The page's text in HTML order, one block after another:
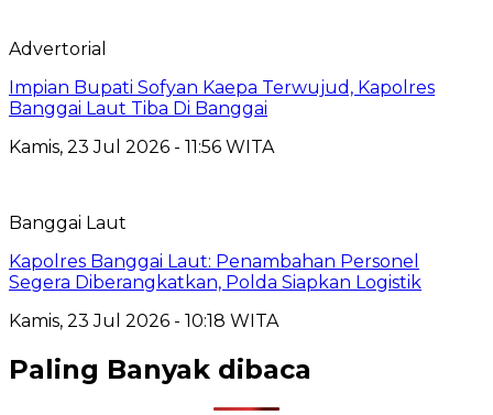
Advertorial
Impian Bupati Sofyan Kaepa Terwujud, Kapolres
Banggai Laut Tiba Di Banggai
Kamis, 23 Jul 2026 - 11:56 WITA
Banggai Laut
Kapolres Banggai Laut: Penambahan Personel
Segera Diberangkatkan, Polda Siapkan Logistik
Kamis, 23 Jul 2026 - 10:18 WITA
Paling Banyak dibaca